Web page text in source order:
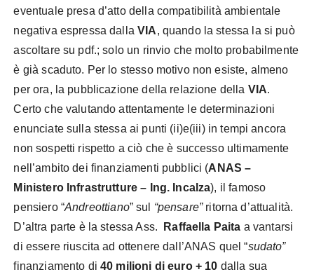
eventuale presa d’atto della compatibilità ambientale
negativa espressa dallaVIA, quando la stessa la si può
ascoltare su pdf.; solo un rinvio che molto probabilmente
è già scaduto. Per lo stesso motivo non esiste, almeno
per ora, la pubblicazione della relazione della VIA.
Certo che valutando attentamente le determinazioni
enunciate sulla stessa ai punti (ii)e(iii) in tempi ancora
non sospetti rispetto a ciò che è successo ultimamente
nell’ambito dei finanziamenti pubblici (ANAS –
Ministero Infrastrutture – Ing. Incalza), il famoso
pensiero “Andreottiano” sul “pensare”ritorna d’attualità.
D’altra parte è la stessa Ass. Raffaella Paita a vantarsi
di essere riuscita ad ottenere dall’ANAS quel “sudato”
finanziamento di40 milioni di euro + 10 dalla sua